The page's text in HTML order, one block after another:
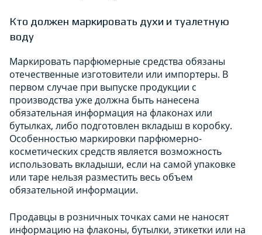
Кто должен маркировать духи и туалетную
воду
Маркировать парфюмерные средства обязаны
отечественные изготовители или импортеры. В
первом случае при выпуске продукции с
производства уже должна быть нанесена
обязательная информация на флаконах или
бутылках, либо подготовлен вкладыш в коробку.
Особенностью маркировки парфюмерно-
косметических средств является возможность
использовать вкладыши, если на самой упаковке
или таре нельзя разместить весь объем
обязательной информации.
Продавцы в розничных точках сами не наносят
информацию на флаконы, бутылки, этикетки или на